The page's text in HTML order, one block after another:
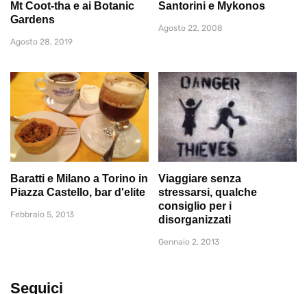
Mt Coot-tha e ai Botanic
Gardens
Agosto 28, 2019
Santorini e Mykonos
Agosto 22, 2008
Baratti e Milano a Torino in
Piazza Castello, bar d'elite
Febbraio 5, 2013
Viaggiare senza
stressarsi, qualche
consiglio per i
disorganizzati
Gennaio 2, 2013
Seguici